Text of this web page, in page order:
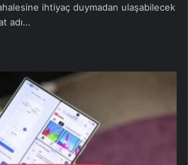
ihtiyaç duymadan ulaşabilecek
adı…